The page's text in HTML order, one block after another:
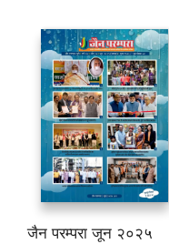
जैन परम्परा जून २०२५